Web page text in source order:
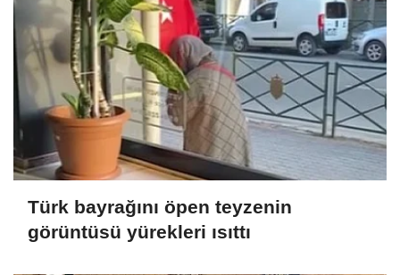
Türk bayrağını öpen teyzenin
görüntüsü yürekleri ısıttı